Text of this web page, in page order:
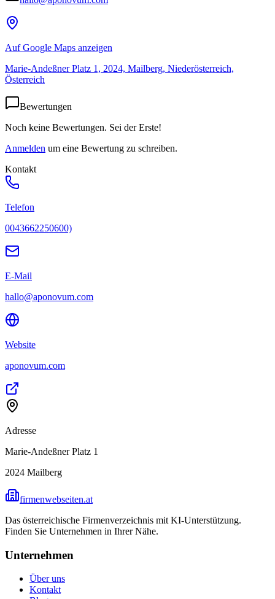
Auf Google Maps anzeigen
Marie-Andeßner Platz 1, 2024, Mailberg, Niederösterreich,
Österreich
Bewertungen
Noch keine Bewertungen. Sei der Erste!
Anmelden um eine Bewertung zu schreiben.
Kontakt
Telefon
0043662250600)
E-Mail
hallo@aponovum.com
Website
aponovum.com
Adresse
Marie-Andeßner Platz 1
2024 Mailberg
firmenwebseiten.at
Das österreichische Firmenverzeichnis mit KI-Unterstützung.
Finden Sie Unternehmen in Ihrer Nähe.
Unternehmen
Über uns
Kontakt